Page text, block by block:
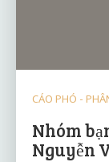
CÁO PHÓ -
Nhóm
Nguyễn